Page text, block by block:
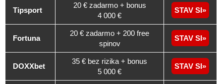
Tipsport
20 € zadarmo + bonus
4 000 €
STAV SI
Fortuna
20 € zadarmo + 200 free
spinov
STAV SI
DOXXbet
35 € bez rizika + bonus
5 000 €
STAV SI